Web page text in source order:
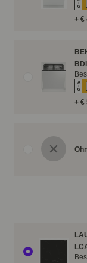
+ €
↑G
+ €
A
↑G